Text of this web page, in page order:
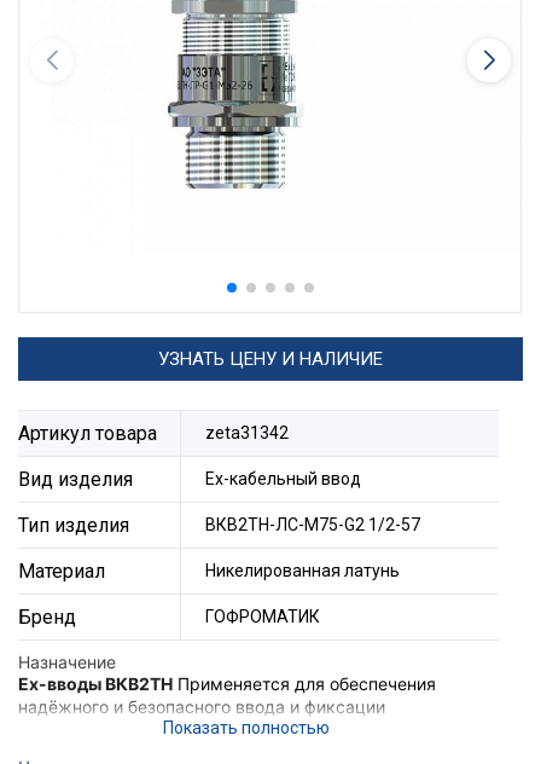
УЗНАТЬ ЦЕНУ И НАЛИЧИЕ
Артикул товара zeta31342
Вид изделия Ех-кабельный ввод
Тип изделия ВКВ2ТН-ЛС-М75-G2 1/2-57
Материал Никелированная латунь
Бренд ГОФРОМАТИК
Назначение
Ex-вводы ВКВ2ТН Применяется для обеспечения
надёжного и безопасного ввода и фиксации
небронированного кабеля, проложенного в трубе в